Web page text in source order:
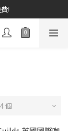
!
個